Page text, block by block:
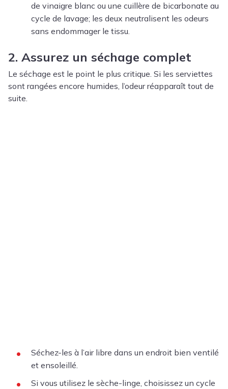
de vinaigre blanc ou une cuillère de bicarbonate au
cycle de lavage; les deux neutralisent les odeurs
sans endommager le tissu.
2. Assurez un séchage complet
Le séchage est le point le plus critique. Si les serviettes
sont rangées encore humides, l’odeur réapparaît tout de
suite.
Séchez-les à l’air libre dans un endroit bien ventilé
et ensoleillé.
Si vous utilisez le sèche-linge, choisissez un cycle